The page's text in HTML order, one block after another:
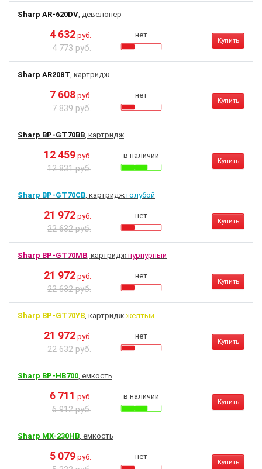
Sharp AR-620DV, девелопер
4 632 руб.
4 773 руб.
нет
Купить
Sharp AR208T, картридж
7 608 руб.
7 839 руб.
нет
Купить
Sharp BP-GT70BB, картридж
12 459 руб.
12 831 руб.
в наличии
Купить
Sharp BP-GT70CB, картридж голубой
21 972 руб.
22 632 руб.
нет
Купить
Sharp BP-GT70MB, картридж пурпурный
21 972 руб.
22 632 руб.
нет
Купить
Sharp BP-GT70YB, картридж желтый
21 972 руб.
22 632 руб.
нет
Купить
Sharp BP-HB700, емкость
6 711 руб.
6 912 руб.
в наличии
Купить
Sharp MX-230HB, емкость
5 079 руб. нет
Купить